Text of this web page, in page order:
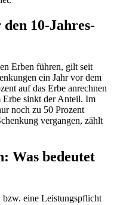
10-Jahres-
Erben führen, gilt seit
ein Jahr vor dem
auf das Erbe anrechnen
Erbe sinkt der Anteil. Im
noch zu 50 Prozent
vergangen, zählt
Was bedeutet
eine Leistungspflicht